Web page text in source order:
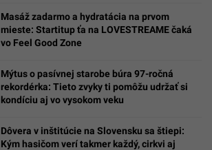
Masáž zadarmo a hydratácia na prvom
mieste: Startitup ťa na LOVESTREAME čaká
vo Feel Good Zone
Mýtus o pasívnej starobe búra 97-ročná
rekordérka: Tieto zvyky ti pomôžu udržať si
kondíciu aj vo vysokom veku
Dôvera v inštitúcie na Slovensku sa štiepi:
Kým hasičom verí takmer každý, cirkvi aj